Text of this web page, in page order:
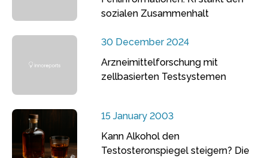
sozialen Zusammenhalt
30 December 2024
Arzneimittelforschung mit
zellbasierten Testsystemen
15 January 2003
Kann Alkohol den
Testosteronspiegel steigern? Die